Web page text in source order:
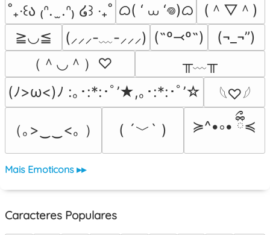
˚₊‧꒰ა ₍ᐢ.  ̫.ᐢ₎ ໒꒱ ‧₊˚ ᜊ( ‘ ⩊ ‘𖦹)ᜊ
(＾▽＾)
≧◡≦
(⸝⸝⸝-﹏-⸝⸝⸝) (˶º⤙º˶)
(¬_¬”)
（＾◡＾）♡
╥﹏╥
(ﾉ>ω<)ﾉ :｡･:*:･ﾟ’★,｡･:*:･ﾟ’☆
𓆩♡𓆪
（｡>‿‿<｡ ） ( ´﹀` ) ≽^•༚• ྀིྀ≼
Mais Emoticons ▸▸
Caracteres Populares